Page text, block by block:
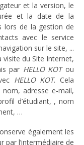
et la version, le
et la date de la
lors de la gestion de
avec le service
sur le site, ...
visite du Site Internet,
par HELLO KOTou
HELLO KOT. Cela
adresse e-mail,
d’étudiant, , nom
…
également les
par l’intermédiaire de